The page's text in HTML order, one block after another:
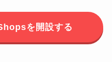
を開設する